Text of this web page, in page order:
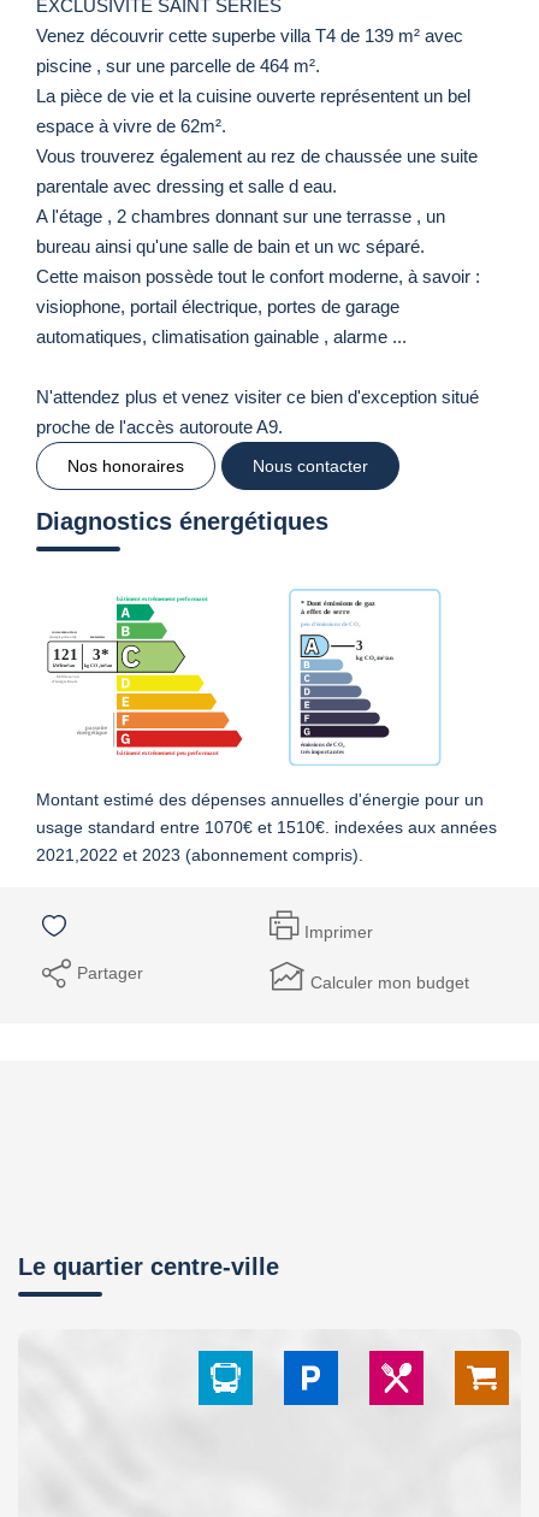
EXCLUSIVITE SAINT SERIES
Venez découvrir cette superbe villa T4 de 139 m² avec
piscine , sur une parcelle de 464 m².
La pièce de vie et la cuisine ouverte représentent un bel
espace à vivre de 62m².
Vous trouverez également au rez de chaussée une suite
parentale avec dressing et salle d eau.
A l'étage , 2 chambres donnant sur une terrasse , un
bureau ainsi qu'une salle de bain et un wc séparé.
Cette maison possède tout le confort moderne, à savoir :
visiophone, portail électrique, portes de garage
automatiques, climatisation gainable , alarme ...
N'attendez plus et venez visiter ce bien d'exception situé
proche de l'accès autoroute A9.
Nos honoraires Nous contacter
Diagnostics énergétiques
Montant estimé des dépenses annuelles d'énergie pour un
usage standard entre 1070€ et 1510€. indexées aux années
2021,2022 et 2023 (abonnement compris).
Imprimer
Partager Calculer mon budget
Le quartier centre-ville